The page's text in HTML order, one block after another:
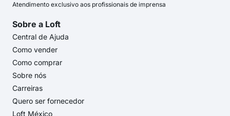
Atendimento exclusivo aos profissionais de imprensa
Sobre a Loft
Central de Ajuda
Como vender
Como comprar
Sobre nós
Carreiras
Quero ser fornecedor
Loft México